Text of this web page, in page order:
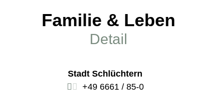
Familie & Leben
Detail
Stadt Schlüchtern
+49 6661 / 85-0